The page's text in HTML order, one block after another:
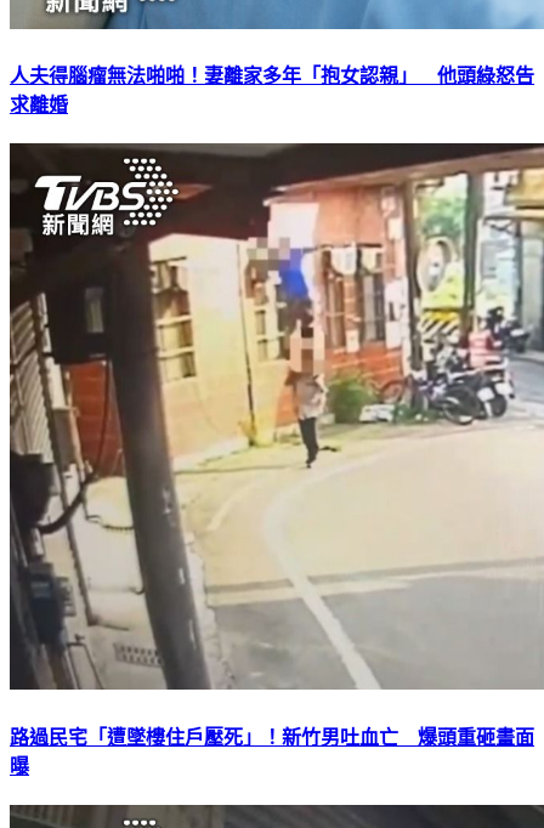
人夫得腦瘤無法啪啪！妻離家多年「抱女認親」 他頭綠怒告
求離婚
路過民宅「遭墜樓住戶壓死」！新竹男吐血亡 爆頭重砸畫面
曝